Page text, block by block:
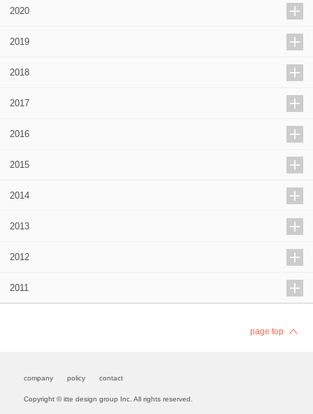
2020
2019
2018
2017
2016
2015
2014
2013
2012
2011
page top
Copyright © itte design group Inc. All rights reserved.
company policy contact